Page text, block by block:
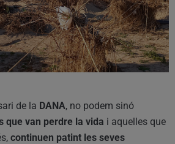
de la DANA, no podem sinó
que van perdre la vida i aquelles que
continuen patint les seves